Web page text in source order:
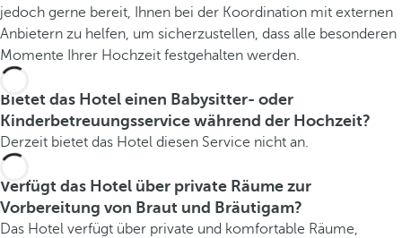
jedoch gerne bereit, Ihnen bei der Koordination mit externen
Anbietern zu helfen, um sicherzustellen, dass alle besonderen
Momente Ihrer Hochzeit festgehalten werden.
Bietet das Hotel einen Babysitter- oder
Kinderbetreuungsservice während der Hochzeit?
Derzeit bietet das Hotel diesen Service nicht an.
Verfügt das Hotel über private Räume zur
Vorbereitung von Braut und Bräutigam?
Das Hotel verfügt über private und komfortable Räume,